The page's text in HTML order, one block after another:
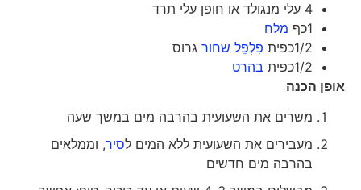
4 עלי מנגולד או חופן עלי תרד
1כף
מלח
1/2כפית
פִּלְפֵּל שחורגרוס
1/2כפית
בהרט
אופן הכנה
משרים את השעועית בהרבה מים במשך שעה
מעבירים את השעועית ללא המים לסיר, וממלאים
בהרבה מים חדשים